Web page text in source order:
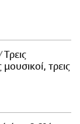
Tρεις
τρεις